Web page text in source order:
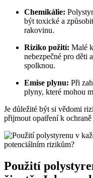
Chemikálie:
být toxické a
rakovinu.
Riziko požití: Malé
nebezpečné pro děti
spolknou.
Emise plynu: Při
plyny, které mohou
Je důležité být si vědomi
přijmout opatření k
Použití